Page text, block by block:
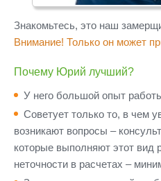
Знакомьтесь, это наш
Внимание! Только он может
Почему Юрий лучший?
У него большой опыт
Советует только то, в чем
возникают вопросы –
которые выполняют этот вид
неточности в расчетах –